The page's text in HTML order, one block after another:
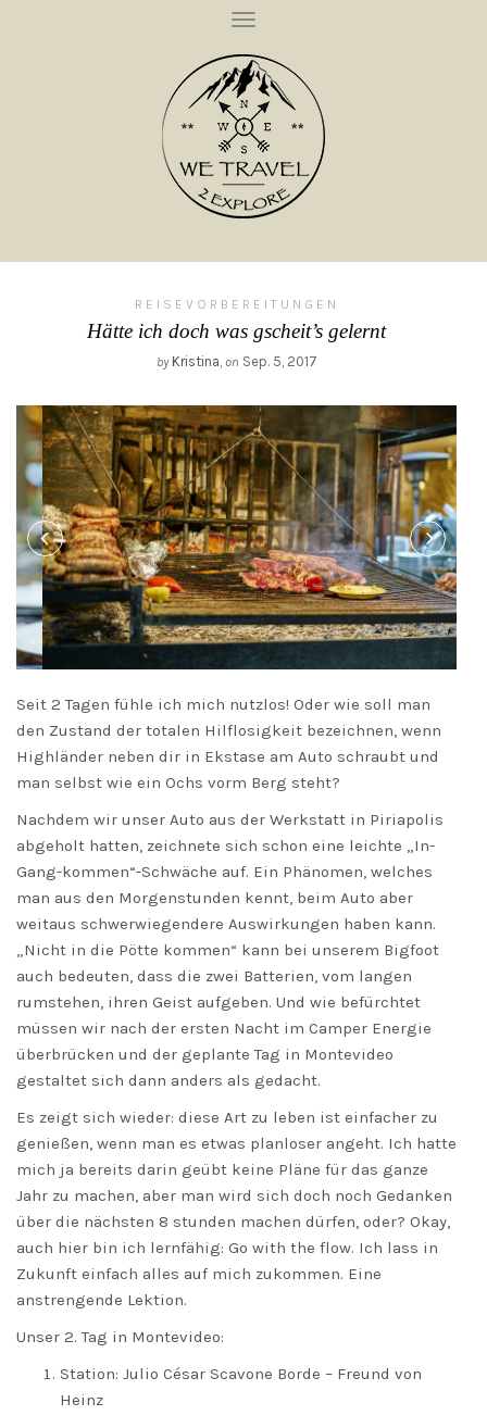
T
G
G
L
E
N
A
V
I
A
O
REISEVORBEREITUNGEN
Hätte ich doch was gscheit’s gelernt
by Kristina, on Sep. 5, 2017
Seit 2 Tagen fühle ich mich nutzlos! Oder wie soll man
den Zustand der totalen Hilflosigkeit bezeichnen, wenn
Highländer neben dir in Ekstase am Auto schraubt und
man selbst wie ein Ochs vorm Berg steht?
Nachdem wir unser Auto aus der Werkstatt in Piriapolis
abgeholt hatten, zeichnete sich schon eine leichte „In-
Gang-kommen“-Schwäche auf. Ein Phänomen, welches
man aus den Morgenstunden kennt, beim Auto aber
weitaus schwerwiegendere Auswirkungen haben kann.
„Nicht in die Pötte kommen“ kann bei unserem Bigfoot
auch bedeuten, dass die zwei Batterien, vom langen
rumstehen, ihren Geist aufgeben. Und wie befürchtet
müssen wir nach der ersten Nacht im Camper Energie
überbrücken und der geplante Tag in Montevideo
gestaltet sich dann anders als gedacht.
Es zeigt sich wieder: diese Art zu leben ist einfacher zu
genießen, wenn man es etwas planloser angeht. Ich hatte
mich ja bereits darin geübt keine Pläne für das ganze
Jahr zu machen, aber man wird sich doch noch Gedanken
über die nächsten 8 stunden machen dürfen, oder? Okay,
auch hier bin ich lernfähig: Go with the flow. Ich lass in
Zukunft einfach alles auf mich zukommen. Eine
anstrengende Lektion.
Unser 2. Tag in Montevideo:
Station: Julio César Scavone Borde – Freund von
Heinz